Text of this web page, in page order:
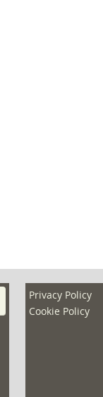
Privacy Policy
Cookie Policy